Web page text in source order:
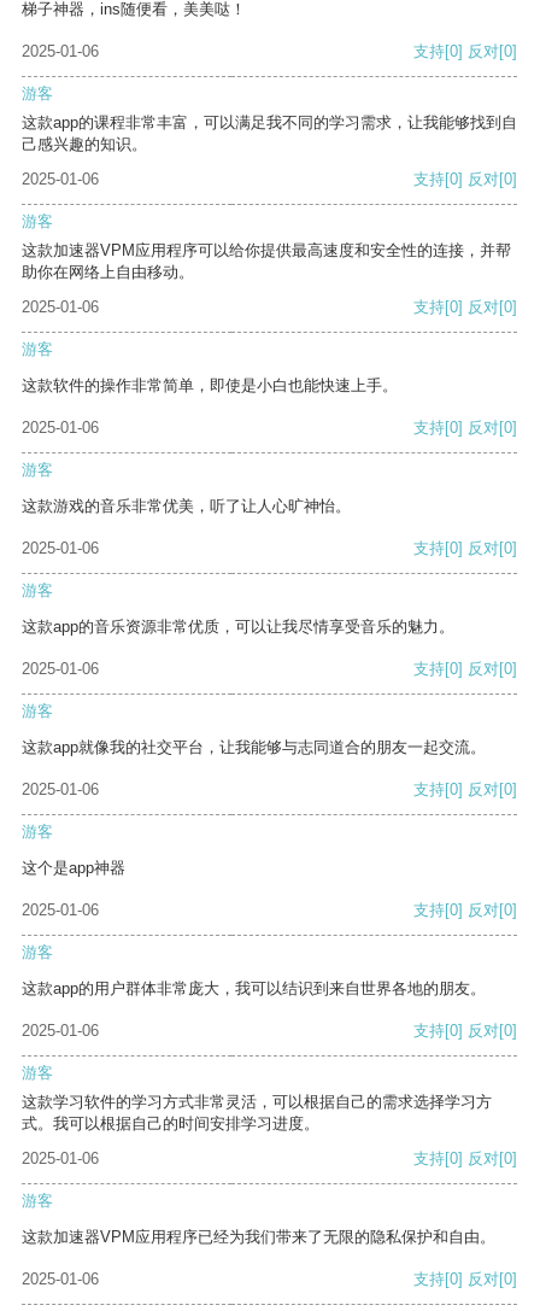
梯子神器，ins随便看，美美哒！
2025-01-06 支持[0] 反对[0]
游客
这款app的课程非常丰富，可以满足我不同的学习需求，让我能够找到自
己感兴趣的知识。
2025-01-06
支持[0] 反对[0]
游客
这款加速器VPM应用程序可以给你提供最高速度和安全性的连接，并帮
助你在网络上自由移动。
2025-01-06
支持[0] 反对[0]
游客
这款软件的操作非常简单，即使是小白也能快速上手。
2025-01-06 支持[0] 反对[0]
游客
这款游戏的音乐非常优美，听了让人心旷神怡。
2025-01-06 支持[0] 反对[0]
游客
这款app的音乐资源非常优质，可以让我尽情享受音乐的魅力。
2025-01-06 支持[0] 反对[0]
游客
这款app就像我的社交平台，让我能够与志同道合的朋友一起交流。
2025-01-06 支持[0] 反对[0]
游客
这个是app神器
2025-01-06 支持[0] 反对[0]
游客
这款app的用户群体非常庞大，我可以结识到来自世界各地的朋友。
2025-01-06 支持[0] 反对[0]
游客
这款学习软件的学习方式非常灵活，可以根据自己的需求选择学习方
式。我可以根据自己的时间安排学习进度。
2025-01-06
支持[0] 反对[0]
游客
这款加速器VPM应用程序已经为我们带来了无限的隐私保护和自由。
2025-01-06 支持[0] 反对[0]